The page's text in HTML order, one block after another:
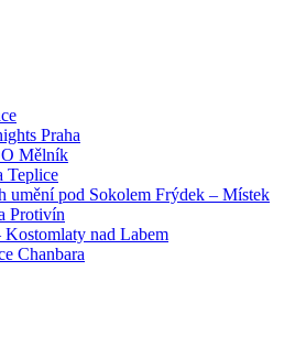
Praha
Mělník
Teplice
umění pod Sokolem Frýdek – Místek
Protivín
nad Labem
Chanbara